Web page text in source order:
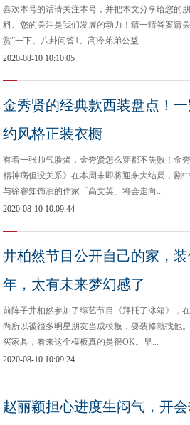
喜欢本号的话请关注本号，并把本文分享给您的
料。您的关注是我们发展的动力！猜一猜答案请
赏”一下。八卦问答1、高冷弟弟公益...
2020-08-10 10:10:05
金秀贤的经典款西装盘点！
约风格正装衣橱
有着一张帅气脸蛋，金秀贤怎么穿都不失败！金
精神病但没关系》在本周末即将迎来大结局，剧
与徐睿知饰演的作家「高文英」将会走向...
2020-08-10 10:09:44
井柏然节目公开自己的家，
年，太有未来梦幻感了
前阵子井柏然参加了综艺节目《拜托了冰箱》，
尚所以被很多明星朋友当成模板，要装修就找他
买家具，看来这个模板真的是很OK。早...
2020-08-10 10:09:24
赵丽颖担心进度生闷气，开